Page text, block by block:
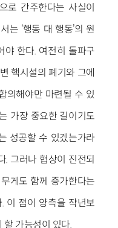
로 간주한다는 사실이
는 ‘행동 대 행동’의 원
야 한다. 여전히 돌파구
핵시설의 폐기와 그에
의해야만 마련될 수 있
가장 중요한 길이기도
성공할 수 있겠는가라
. 그러나 협상이 진전되
게도 함께 증가한다는
이 점이 양측을 작년보
할 가능성이 있다.